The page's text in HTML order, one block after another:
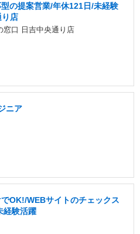
の提案営業/年休121日/未経験
店
窓口 日吉中央通り店
ニア
でOK!/WEBサイトのチェックス
経験活躍